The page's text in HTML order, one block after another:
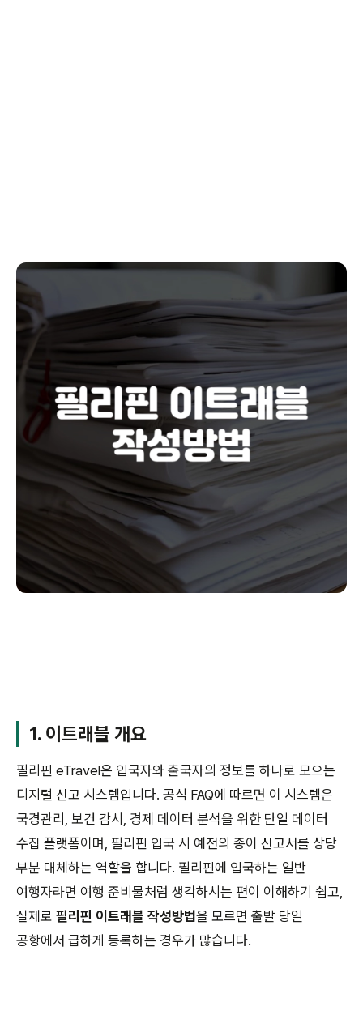
1. 이트래블 개요
필리핀 eTravel은 입국자와 출국자의 정보를 하나로 모으는
디지털 신고 시스템입니다. 공식 FAQ에 따르면 이 시스템은
국경관리, 보건 감시, 경제 데이터 분석을 위한 단일 데이터
수집 플랫폼이며, 필리핀 입국 시 예전의 종이 신고서를 상당
부분 대체하는 역할을 합니다. 필리핀에 입국하는 일반
여행자라면 여행 준비물처럼 생각하시는 편이 이해하기 쉽고,
실제로 필리핀 이트래블 작성방법을 모르면 출발 당일
공항에서 급하게 등록하는 경우가 많습니다.